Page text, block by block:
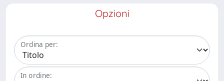
Opzioni
Ordina per:
In ordine: